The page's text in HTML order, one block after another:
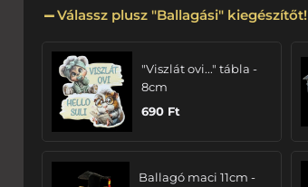
Válassz plusz "Ballagási" kiegészítőt!
"Viszlát ovi..." tábla -
8cm
690 Ft
Ballagó maci 11cm -